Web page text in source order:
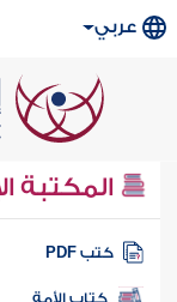
عربي
المكتبة
كتب PDF